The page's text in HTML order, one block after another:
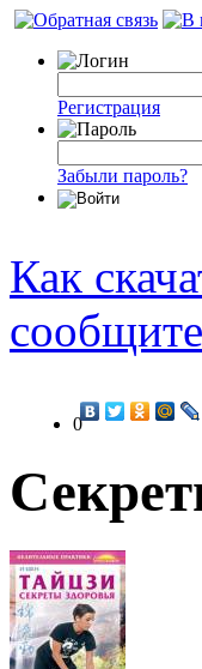
Регистрация
Забыли пароль?
Как
0